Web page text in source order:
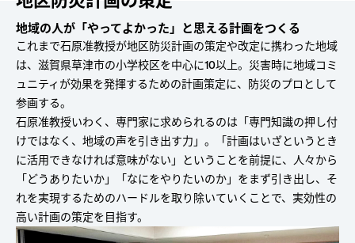
地域の人が「やってよかった」と思える計画をつくる
これまで石原准教授が地区防災計画の策定や改定に携わった地域
は、滋賀県草津市の小学校区を中心に10以上。災害時に地域コミ
ュニティが効果を発揮するための計画策定に、防災のプロとして
参画する。
石原准教授いわく、専門家に求められるのは「専門知識の押し付
けではなく、地域の声を引き出す力」。「計画はいざというとき
に活用できなければ意味がない」ということを前提に、人々から
「どうありたいか」「なにをやりたいのか」をまず引き出し、そ
れを実現するためのハードルを取り除いていくことで、実効性の
高い計画の策定を目指す。